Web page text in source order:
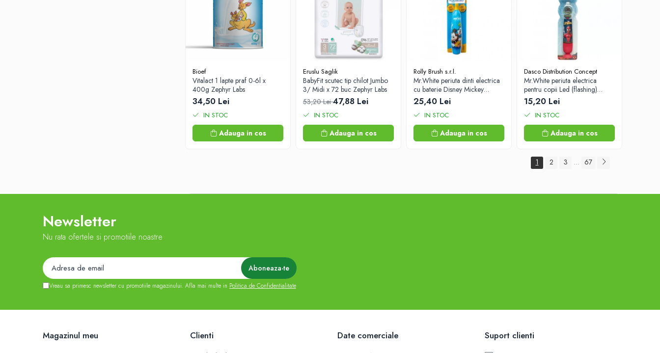
Bioef
Vitalact 1 lapte praf 0-6l x
400g Zephyr Labs
34,50 Lei
IN STOC
Adauga in cos
Eruslu Saglik
BabyFit scutec tip chilot Jumbo
3/ Midi x 72 buc Zephyr Labs
53,20 Lei47,88 Lei
IN STOC
Adauga in cos
Rolly Brush s.r.l.
Mr.White periuta dinti electrica
cu baterie Disney Mickey
Zephyr Labs
25,40 Lei
IN STOC
Adauga in cos
Dasco Distribution Concept
Mr.White periuta electrica
pentru copii Led (flashing)
Spider-Man +3 ani Zephyr Labs
15,20 Lei
IN STOC
Adauga in cos
1 2 3 ... 67
Newsletter
Nu rata ofertele si promotiile noastre
Vreau sa primesc newsletter cu promotiile magazinului. Afla mai multe in Politica de Confidentialitate
Magazinul meu Clienti Date comerciale Suport clienti